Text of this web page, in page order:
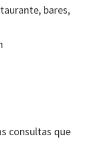
bares,
consultas que